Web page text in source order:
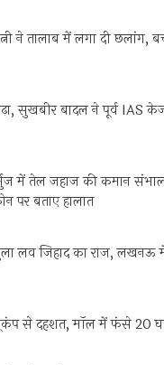
ने तालाब में लगा दी छलांग,
सुखबीर बादल ने पूर्व IAS
में तेल जहाज की कमान
पर बताए हालात
लव जिहाद का राज, लखनऊ
से दहशत, मॉल में फंसे 20